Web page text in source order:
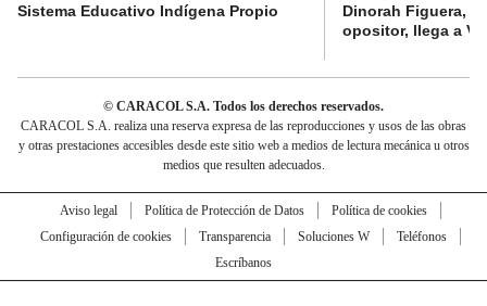
Sistema Educativo Indígena Propio
Dinorah Figuera,
opositor, llega a
© CARACOL S.A. Todos los derechos reservados.
CARACOL S.A. realiza una reserva expresa de las reproducciones y usos de las obras
y otras prestaciones accesibles desde este sitio web a medios de lectura mecánica u otros
medios que resulten adecuados.
Aviso legal Política de Protección de Datos
Política de cookies
Configuración de cookies
Transparencia Soluciones W
Teléfonos
Escríbanos